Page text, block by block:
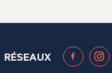
RÉSEAUX